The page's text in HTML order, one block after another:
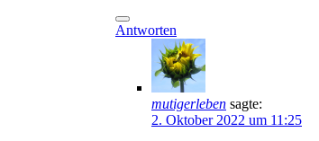
Antworten
mutigerleben sagte:
2. Oktober 2022 um 11:25